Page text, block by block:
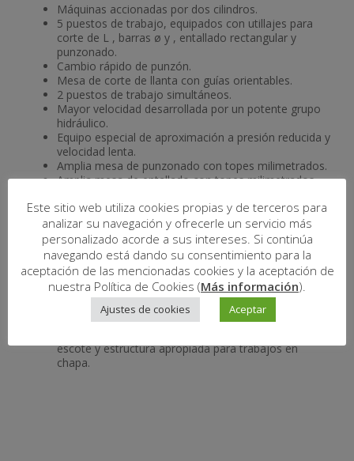
Máquinas accionadas por dos cilindros.
5 puestos de trabajo, equipados con utillajes para
corte de L , barras ø y , entallado rectangular y
punzonado.
Cambio rápido de punzón.
Mesa de corte de llanta con guías orientables.
2 puestos de trabajo simultáneos.
Mayor velocidad desarrollada por un potente grupo
hidráulico.
Equipo especial de aproximación a presión reducida y
velocidad lenta.
Amplia mesa de punzonado con topes milimetrados.
Amplia mesa de entallado con topes milimetrados.
Tope eléctrico de un metro de longitud con ajuste
fino.
Lámpara para mejor visión de las zonas de corte.
10 juegos de punzón y matriz redondos.
VERSIÓN SD
Incluye las mismas características de la versión S y
escote y estructura apropiada para trabajos en
chapa.
Este sitio web utiliza cookies propias y de terceros para
analizar su navegación y ofrecerle un servicio más
personalizado acorde a sus intereses. Si continúa
navegando está dando su consentimiento para la
aceptación de las mencionadas cookies y la aceptación de
nuestra Política de Cookies (Más información).
Ajustes de cookies Aceptar